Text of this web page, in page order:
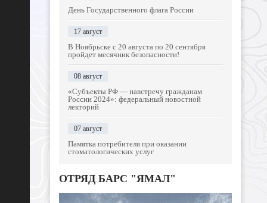
День Государственного флага России
17 август
В Ноябрьске с 20 августа по 20 сентября
пройдет месячник безопасности!
08 август
«Субъекты РФ — навстречу гражданам
России 2024»: федеральный новостной
лекторий
07 август
Памятка потребителя при оказании
стоматологических услуг
ОТРЯД БАРС "ЯМАЛ"